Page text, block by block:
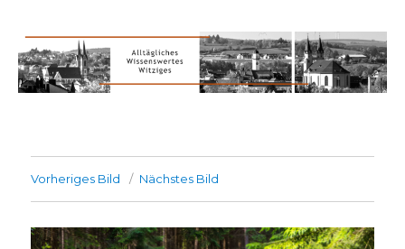
Vorheriges Bild Nächstes Bild